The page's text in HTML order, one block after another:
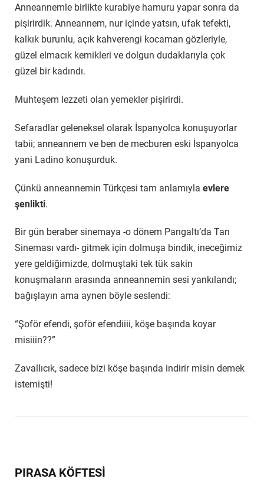
Anneannemle birlikte kurabiye hamuru yapar sonra da
pişirirdik. Anneannem, nur içinde yatsın, ufak tefekti,
kalkık burunlu, açık kahverengi kocaman gözleriyle,
güzel elmacık kemikleri ve dolgun dudaklarıyla çok
güzel bir kadındı.
Muhteşem lezzeti olan yemekler pişirirdi.
Sefaradlar geleneksel olarak İspanyolca konuşuyorlar
tabii; anneannem ve ben de mecburen eski İspanyolca
yani Ladino konuşurduk.
Çünkü anneannemin Türkçesi tam anlamıyla evlere
şenlikti.
Bir gün beraber sinemaya -o dönem Pangaltı’da Tan
Sineması vardı- gitmek için dolmuşa bindik, ineceğimiz
yere geldiğimizde, dolmuştaki tek tük sakin
konuşmaların arasında anneannemin sesi yankılandı;
bağışlayın ama aynen böyle seslendi:
“Şoför efendi, şoför efendiiii, köşe başında koyar
misiiin??”
Zavallıcık, sadece bizi köşe başında indirir misin demek
istemişti!
PIRASA KÖFTESİ